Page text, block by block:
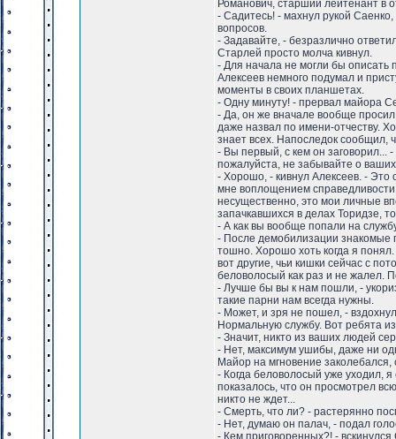
Романович, старший лейтенант в
- Садитесь! - махнул рукой
вопросов.
- Задавайте, - безразлично
Старлей просто молча кивнул.
- Для начала не могли бы
Алексеев немного подумал и
моменты в своих планшетах.
- Одну минуту! - прервал майора
- Да, он же вначале вообще просил
даже назвал по имени-отчеству.
знает всех. Напоследок сообщил,
- Вы первый, с кем он
пожалуйста, не забывайте о
- Хорошо, - кивнул Алексеев. - Это
мне воплощением
несущественно, это мои личные
запачкавшихся в делах Торидзе,
- А как вы вообще попали на
- После демобилизации знакомые
тошно. Хорошо хоть когда я
вот другие, чьи кишки сейчас с
беловолосый как раз и не жалел.
- Лучше бы вы к нам пошли, -
такие парни нам всегда нужны.
- Может, и зря не пошел, -
Нормальную службу. Вот ребята
- Значит, никто из ваших людей
- Нет, максимум ушибы, даже ни
Майор на мгновение заколебался,
- Когда беловолосый уже уходил,
показалось, что он просмотрел
никто не ждет...
- Смерть, что ли? - растерянно
- Нет, думаю он палач, - подал
- Кем приговоренных?! - вскинулся